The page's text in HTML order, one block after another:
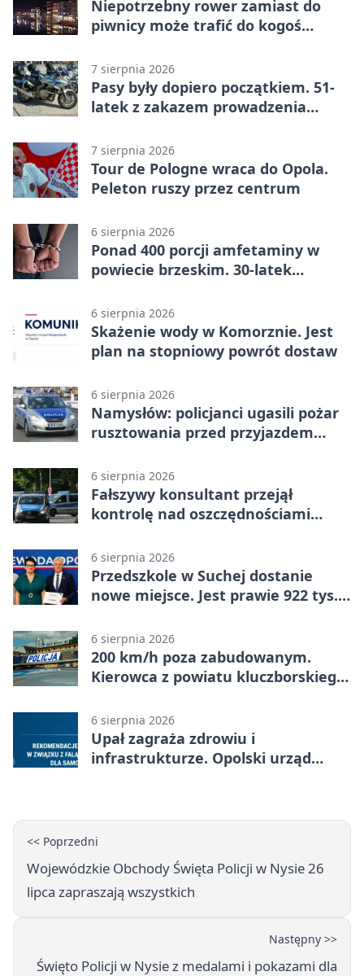
Niepotrzebny rower zamiast do
piwnicy może trafić do kogoś
7 sierpnia 2026
Pasy były dopiero początkiem. 51-
latek z zakazem prowadzenia
7 sierpnia 2026
Tour de Pologne wraca do Opola.
Peleton ruszy przez centrum
6 sierpnia 2026
Ponad 400 porcji amfetaminy w
powiecie brzeskim. 30-latek
6 sierpnia 2026
Skażenie wody w Komorznie. Jest
plan na stopniowy powrót dostaw
6 sierpnia 2026
Namysłów: policjanci ugasili pożar
rusztowania przed przyjazdem
6 sierpnia 2026
Fałszywy konsultant przejął
kontrolę nad oszczędnościami
6 sierpnia 2026
Przedszkole w Suchej dostanie
nowe miejsce. Jest prawie 922 tys.
6 sierpnia 2026
200 km/h poza zabudowanym.
Kierowca z powiatu kluczborskiego
6 sierpnia 2026
Upał zagraża zdrowiu i
infrastrukturze. Opolski urząd
<< Poprzedni
Wojewódzkie Obchody Święta Policji w Nysie 26
lipca zapraszają wszystkich
Następny >>
Święto Policji w Nysie z medalami i pokazami dla